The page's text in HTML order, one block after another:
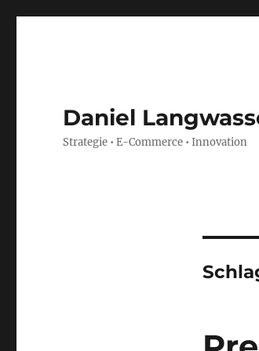
Daniel
Strategie • E-Commerce • Innovation